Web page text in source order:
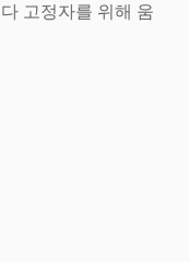
고정자를 위해 움